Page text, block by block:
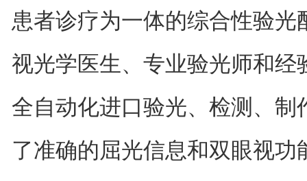
患者诊疗为一体的综合性验
视光学医生、专业验光师和
全自动化进口验光、检测、
了准确的屈光信息和双眼视